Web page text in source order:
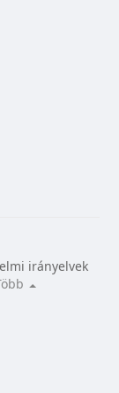
irányelvek